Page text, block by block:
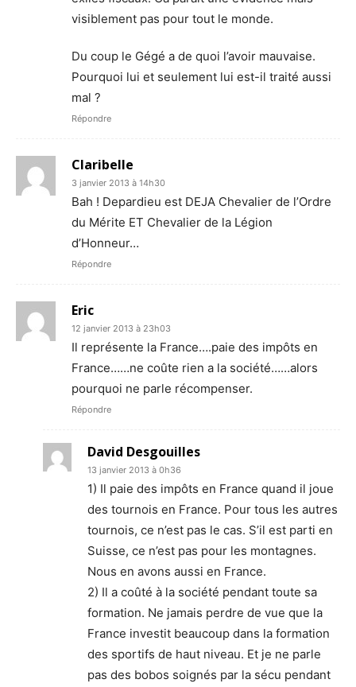
visiblement pas pour tout le monde.
Du coup le Gégé a de quoi l’avoir mauvaise.
Pourquoi lui et seulement lui est-il traité aussi
mal ?
Répondre
Claribelle
3 janvier 2013 à 14h30
Bah ! Depardieu est DEJA Chevalier de l’Ordre
du Mérite ET Chevalier de la Légion
d’Honneur…
Répondre
Eric
12 janvier 2013 à 23h03
Il représente la France….paie des impôts en
France……ne coûte rien a la société……alors
pourquoi ne parle récompenser.
Répondre
David Desgouilles
13 janvier 2013 à 0h36
1) Il paie des impôts en France quand il joue
des tournois en France. Pour tous les autres
tournois, ce n’est pas le cas. S’il est parti en
Suisse, ce n’est pas pour les montagnes.
Nous en avons aussi en France.
2) Il a coûté à la société pendant toute sa
formation. Ne jamais perdre de vue que la
France investit beaucoup dans la formation
des sportifs de haut niveau. Et je ne parle
pas des bobos soignés par la sécu pendant